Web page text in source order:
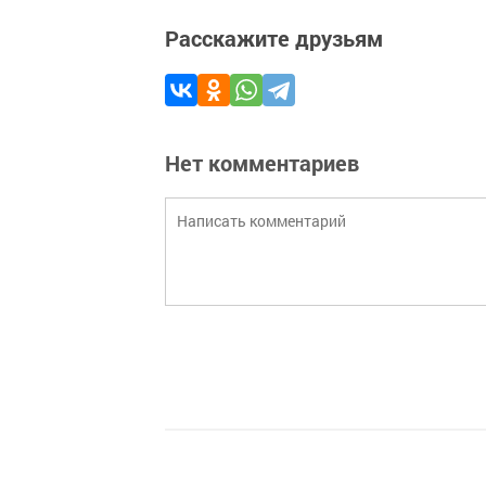
Расскажите друзьям
Нет комментариев